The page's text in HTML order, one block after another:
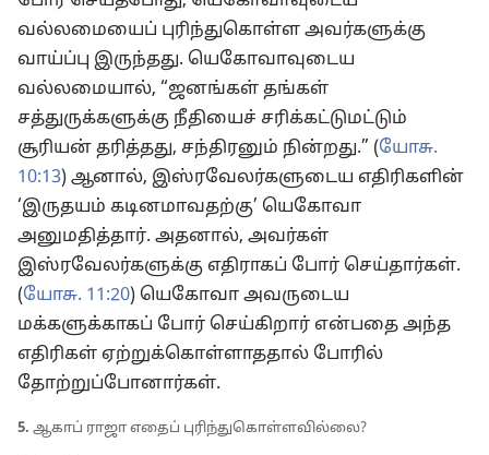
வல்லமையைப் புரிந்துகொள்ள அவர்களுக்கு
வாய்ப்பு இருந்தது. யெகோவாவுடைய
வல்லமையால், “ஜனங்கள் தங்கள்
சத்துருக்களுக்கு நீதியைச் சரிக்கட்டுமட்டும்
சூரியன் தரித்தது, சந்திரனும் நின்றது.” (யோசு.
10:13) ஆனால், இஸ்ரவேலர்களுடைய எதிரிகளின்
‘இருதயம் கடினமாவதற்கு’ யெகோவா
அனுமதித்தார். அதனால், அவர்கள்
இஸ்ரவேலர்களுக்கு எதிராகப் போர் செய்தார்கள்.
(யோசு. 11:20) யெகோவா அவருடைய
மக்களுக்காகப் போர் செய்கிறார் என்பதை அந்த
எதிரிகள் ஏற்றுக்கொள்ளாததால் போரில்
தோற்றுப்போனார்கள்.
5. ஆகாப் ராஜா எதைப் புரிந்துகொள்ளவில்லை?